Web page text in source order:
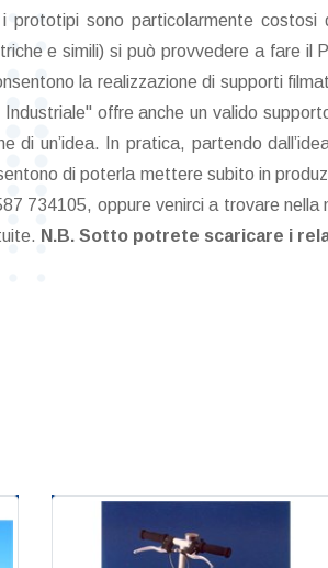
prototipi sono particolarmente costosi
e simili) si può provvedere a fare il
la realizzazione di supporti
offre anche un valido
un’idea. In pratica, partendo
di poterla mettere subito in
734105, oppure venirci a trovare
N.B. Sotto potrete scaricare i